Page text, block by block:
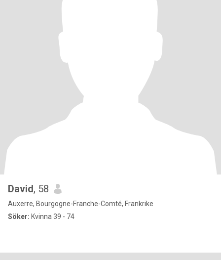
David, 58
Auxerre, Bourgogne-Franche-Comté, Frankrike
Söker: Kvinna 39 - 74